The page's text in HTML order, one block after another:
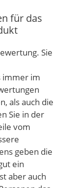
für das
Sie
immer im
als auch die
Sie in der
vom
geben die
ein
aber auch